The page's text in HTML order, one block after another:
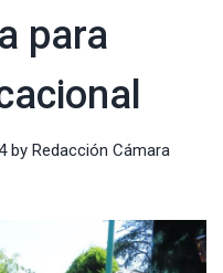
para
by Redacción Cámara